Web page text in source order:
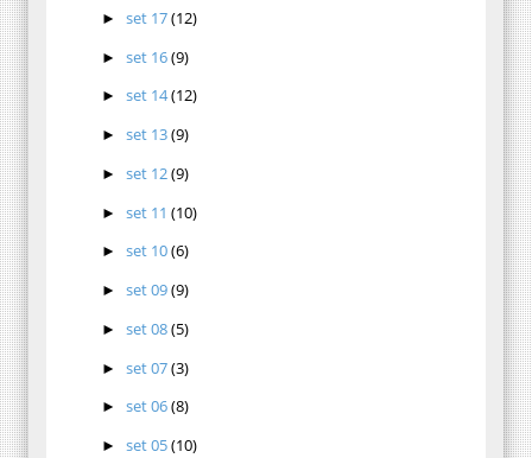
►set 17(12)
►set 16(9)
►set 14(12)
►set 13(9)
►set 12(9)
►set 11(10)
►set 10(6)
►set 09(9)
►set 08(5)
►set 07(3)
►set 06(8)
►set 05(10)